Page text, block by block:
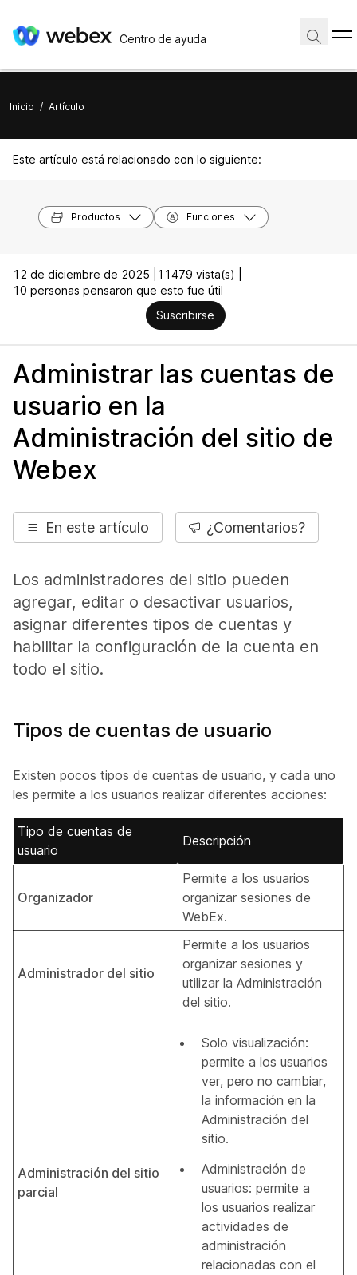
Centro de ayuda
Inicio / Artículo
Este artículo está relacionado con lo siguiente:
Productos Funciones
12 de diciembre de 2025 |
11479 vista(s) |
10 personas pensaron que esto fue útil
Suscribirse
Administrar las cuentas de
usuario en la
Administración del sitio de
Webex
En este artículo ¿Comentarios?
Los administradores del sitio pueden
agregar, editar o desactivar usuarios,
asignar diferentes tipos de cuentas y
habilitar la configuración de la cuenta en
todo el sitio.
Tipos de cuentas de usuario
Existen pocos tipos de cuentas de usuario, y cada uno
les permite a los usuarios realizar diferentes acciones:
Tipo de cuentas de
usuario
Descripción
Organizador
Permite a los usuarios
organizar sesiones de
WebEx.
Administrador del sitio
Permite a los usuarios
organizar sesiones y
utilizar la Administración
del sitio.
Administración del sitio
parcial
Solo visualización:
permite a los usuarios
ver, pero no cambiar,
la información en la
Administración del
sitio.
Administración de
usuarios: permite a
los usuarios realizar
actividades de
administración
relacionadas con el